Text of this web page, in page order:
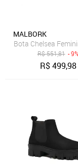
MALBORK
R$551,81 -
R$499,98